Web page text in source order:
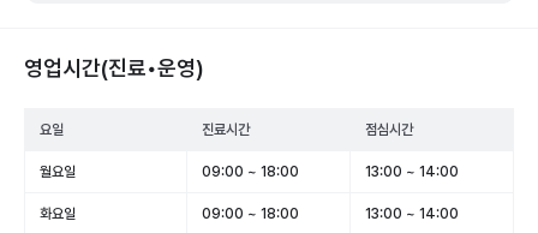
영업시간(진료•운영)
요일 진료시간 점심시간
월요일 09:00 ~ 18:00 13:00 ~ 14:00
화요일 09:00 ~ 18:00 13:00 ~ 14:00